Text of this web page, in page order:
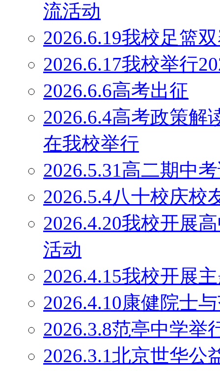
流活动
2026.6.19我校足篮
2026.6.17我校举行
2026.6.6高考出征
2026.6.4高考政策解
在我校举行
2026.5.31高二期中
2026.5.4八十校庆校
2026.4.20我校开展
活动
2026.4.15我校开展
2026.4.10康健院士
2026.3.8范亭中学举
2026.3.1北京世华公